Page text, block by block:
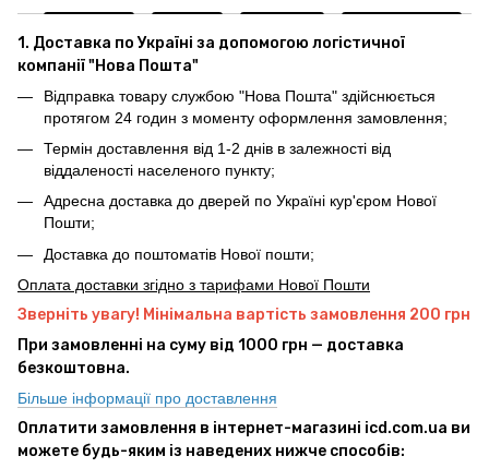
1. Доставка по Україні за допомогою логістичної
компанії "Нова Пошта"
Відправка товару службою "Нова Пошта" здійснюється
протягом 24 годин з моменту оформлення замовлення;
Термін доставлення від 1-2 днів в залежності від
віддаленості населеного пункту;
Адресна доставка до дверей по Україні кур'єром Нової
Пошти;
Доставка до поштоматів Нової пошти;
Оплата доставки згідно з тарифами Нової Пошти
Зверніть увагу! Мінімальна вартість замовлення 200 грн
При замовленні на суму від 1000 грн — доставка
безкоштовна.
Більше інформації про доставлення
Оплатити замовлення в інтернет-магазині icd.com.ua ви
можете будь-яким із наведених нижче способів: